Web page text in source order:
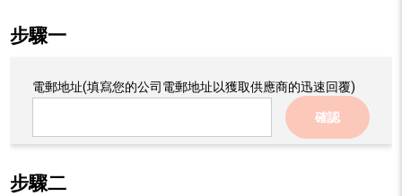
步驟一
電郵地址(填寫您的公司電郵地址以獲取供應商的迅速回覆)
確認
步驟二